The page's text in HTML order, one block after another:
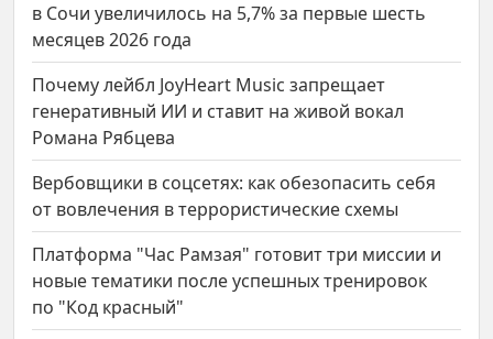
в Сочи увеличилось на 5,7% за первые шесть
месяцев 2026 года
Почему лейбл JoyHeart Music запрещает
генеративный ИИ и ставит на живой вокал
Романа Рябцева
Вербовщики в соцсетях: как обезопасить себя
от вовлечения в террористические схемы
Платформа "Час Рамзая" готовит три миссии и
новые тематики после успешных тренировок
по "Код красный"